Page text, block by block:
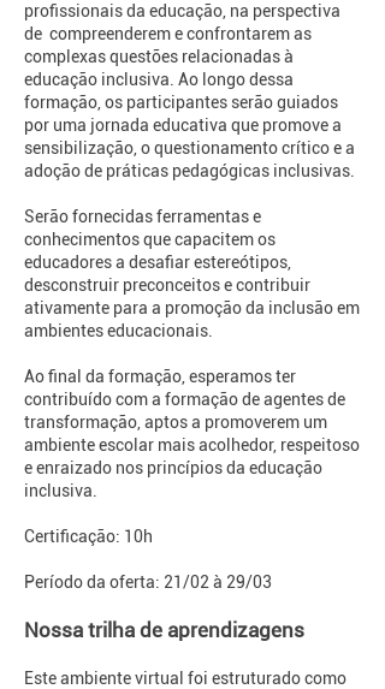
profissionais da educação, na perspectiva
de compreenderem e confrontarem as
complexas questões relacionadas à
educação inclusiva. Ao longo dessa
formação, os participantes serão guiados
por uma jornada educativa que promove a
sensibilização, o questionamento crítico e a
adoção de práticas pedagógicas inclusivas.
Serão fornecidas ferramentas e
conhecimentos que capacitem os
educadores a desafiar estereótipos,
desconstruir preconceitos e contribuir
ativamente para a promoção da inclusão em
ambientes educacionais.
Ao final da formação, esperamos ter
contribuído com a formação de agentes de
transformação, aptos a promoverem um
ambiente escolar mais acolhedor, respeitoso
e enraizado nos princípios da educação
inclusiva.
Certificação: 10h
Período da oferta: 21/02 à 29/03
Nossa trilha de aprendizagens
Este ambiente virtual foi estruturado como